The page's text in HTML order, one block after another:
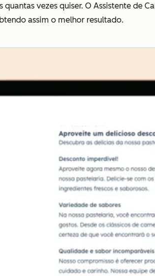
vezes quiser. O Assistente de
assim o melhor resultado.